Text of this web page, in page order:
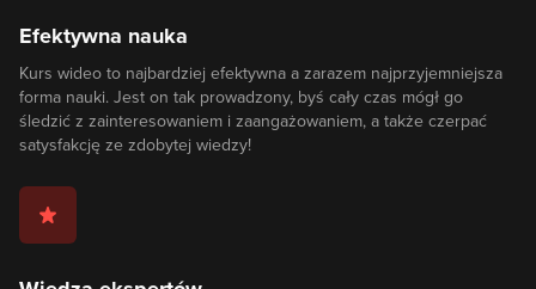
Efektywna nauka
Kurs wideo to najbardziej efektywna a zarazem najprzyjemniejsza
forma nauki. Jest on tak prowadzony, byś cały czas mógł go
śledzić z zainteresowaniem i zaangażowaniem, a także czerpać
satysfakcję ze zdobytej wiedzy!